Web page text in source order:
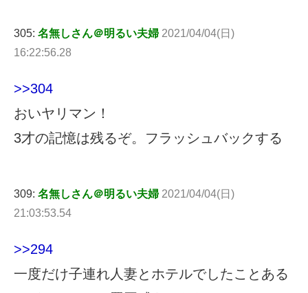
305: 名無しさん＠明るい夫婦 2021/04/04(日)
16:22:56.28
>>304
おいヤリマン！
3才の記憶は残るぞ。フラッシュバックする
309: 名無しさん＠明るい夫婦 2021/04/04(日)
21:03:53.54
>>294
一度だけ子連れ人妻とホテルでしたことある